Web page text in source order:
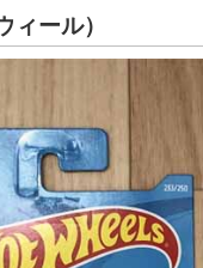
ィール）